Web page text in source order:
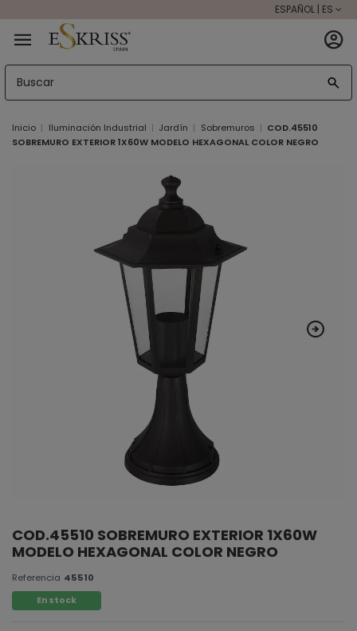
ESPAÑOL | ES
Inicio Iluminación Industrial Jardín Sobremuros
COD.45510
SOBREMURO EXTERIOR 1X60W MODELO HEXAGONAL COLOR NEGRO
COD.45510 SOBREMURO EXTERIOR 1X60W
MODELO HEXAGONAL COLOR NEGRO
Referencia 45510
En stock